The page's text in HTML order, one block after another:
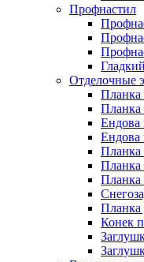
Профнастил
Отделочные
Планка
Планка
Ендова
Ендова
Планка
Планка
Планка
Планка
Конек